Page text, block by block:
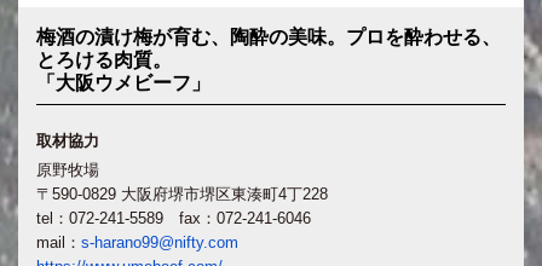
梅酒の漬け梅が育む、陶酔の美味。プロを酔わせる、
とろける肉質。
「大阪ウメビーフ」
取材協力
原野牧場
〒590-0829 大阪府堺市堺区東湊町4丁228
tel：072-241-5589 fax：072-241-6046
mail： s-harano99@nifty.com